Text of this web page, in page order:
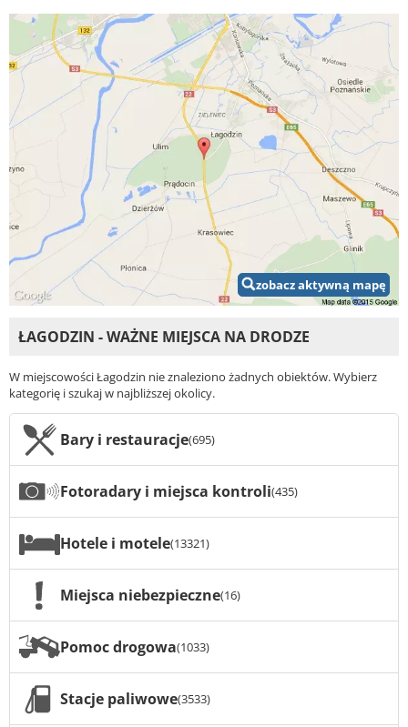
zobacz aktywną mapę
ŁAGODZIN - WAŻNE MIEJSCA NA DRODZE
W miejscowości Łagodzin nie znaleziono żadnych obiektów. Wybierz
kategorię i szukaj w najbliższej okolicy.
Bary i restauracje(695)
Fotoradary i miejsca kontroli(435)
Hotele i motele(13321)
Miejsca niebezpieczne(16)
Pomoc drogowa(1033)
Stacje paliwowe(3533)